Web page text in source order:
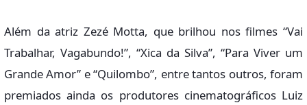
Além da atriz Zezé Motta, que brilhou nos filmes “Vai
Trabalhar, Vagabundo!”, “Xica da Silva”, “Para Viver um
Grande Amor” e “Quilombo”, entre tantos outros, foram
premiados ainda os produtores cinematográficos Luiz